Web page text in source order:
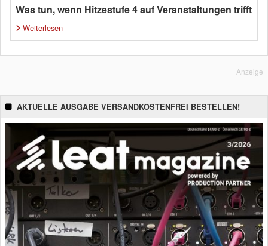
Was tun, wenn Hitzestufe 4 auf Veranstaltungen trifft
Weiterlesen
Anzeige
AKTUELLE AUSGABE VERSANDKOSTENFREI BESTELLEN!